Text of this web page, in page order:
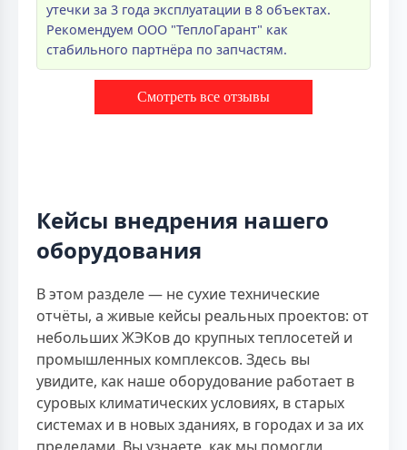
утечки за 3 года эксплуатации в 8 объектах.
Рекомендуем ООО "ТеплоГарант" как
стабильного партнёра по запчастям.
Смотреть все отзывы
Кейсы внедрения нашего
оборудования
В этом разделе — не сухие технические
отчёты, а живые кейсы реальных проектов: от
небольших ЖЭКов до крупных теплосетей и
промышленных комплексов. Здесь вы
увидите, как наше оборудование работает в
суровых климатических условиях, в старых
системах и в новых зданиях, в городах и за их